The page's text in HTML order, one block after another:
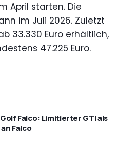
April starten. Die
im Juli 2026. Zuletzt
33.330 Euro erhältlich,
47.225 Euro.
Falco: Limitierter GTI als
Falco